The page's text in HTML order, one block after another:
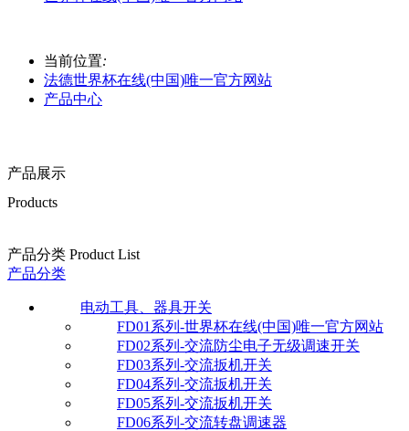
当前位置:
法德世界杯在线(中国)唯一官方网站
产品中心
产品展示
Products
产品分类 Product List
产品分类
电动工具、器具开关
FD01系列-世界杯在线(中国)唯一官方网站
FD02系列-交流防尘电子无级调速开关
FD03系列-交流扳机开关
FD04系列-交流扳机开关
FD05系列-交流扳机开关
FD06系列-交流转盘调速器